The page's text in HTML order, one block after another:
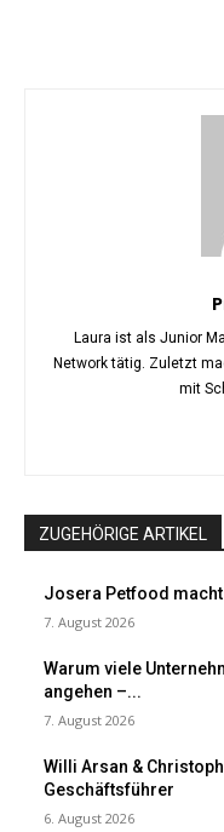
Laura ist als Junior
Network tätig. Zuletzt
mit
ZUGEHÖRIGE ARTIKEL
Josera Petfood macht
7. August 2026
Warum viele
angehen –...
7. August 2026
Willi Arsan &
Geschäftsführer
6. August 2026